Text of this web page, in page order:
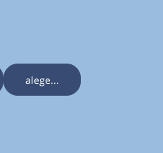
alege...